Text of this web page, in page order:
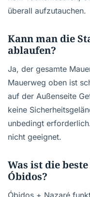
überall aufzutauchen.
Kann man die
ablaufen?
Ja, der gesamte
Mauerweg oben ist
auf der Außenseite
keine
unbedingt
nicht geeignet.
Was ist die
Óbidos?
Óbidos + Nazaré